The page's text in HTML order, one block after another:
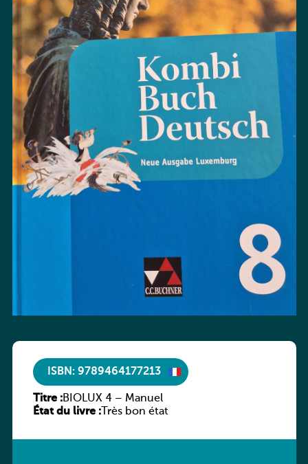
ISBN: 9789464177213
Titre :BIOLUX 4 – Manuel
État du livre :Très bon état